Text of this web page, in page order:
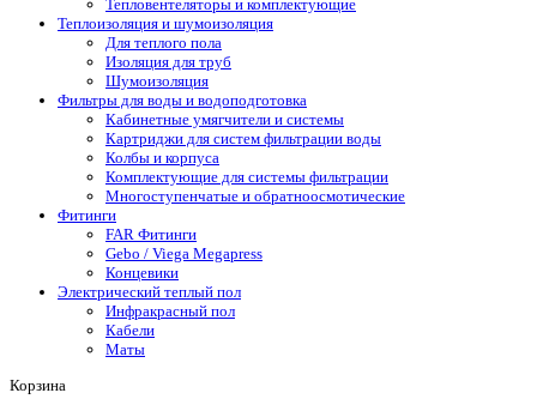
Тепловентеляторы и комплектующие
Теплоизоляция и шумоизоляция
Для теплого пола
Изоляция для труб
Шумоизоляция
Фильтры для воды и водоподготовка
Кабинетные умягчители и системы
Картриджи для систем фильтрации воды
Колбы и корпуса
Комплектующие для системы фильтрации
Многоступенчатые и обратноосмотические
Фитинги
FAR Фитинги
Gebo / Viega Megapress
Концевики
Электрический теплый пол
Инфракрасный пол
Кабели
Маты
Корзина